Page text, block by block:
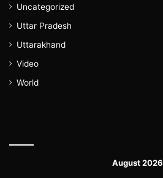
Uncategorized
Uttar Pradesh
Uttarakhand
Video
World
August 2026